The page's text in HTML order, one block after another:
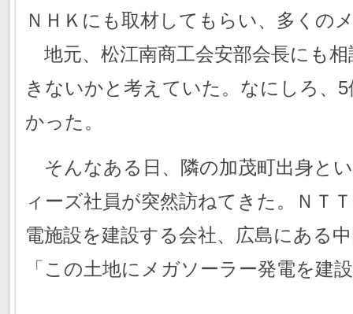
ＮＨＫにも取材してもらい、多くの
地元、松江南商工会安部会長にも
きないかと考えていた。なにしろ、
かった。
そんなある日、隣の加茂町出身と
ィーズ社員が突然訪ねてきた。ＮＴ
電施設を建設する会社、広島にある
「この土地にメガソーラー発電を建